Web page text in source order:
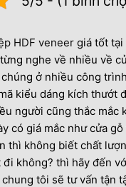
HDF veneer giá tốt tại
nghe về nhiều về
ở nhiều công
kiểu dáng kích thướt
người cũng thắc mắc
có giá mắc như cửa
thì không biết chất
đi không? thì hãy đến
tôi sẽ tư vấn tận